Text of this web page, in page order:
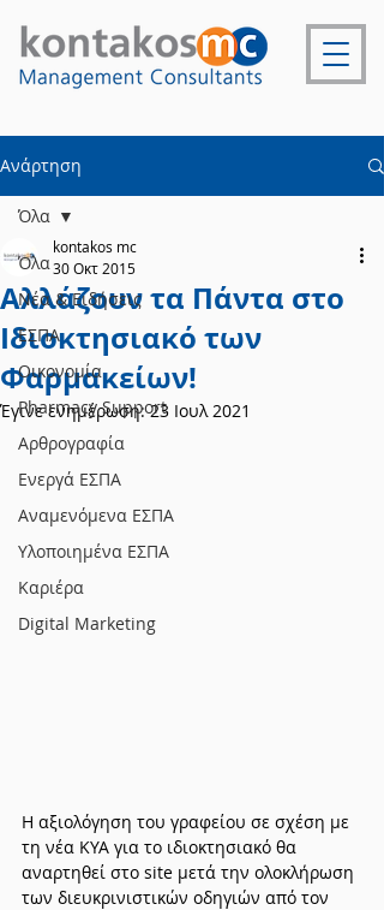
Ανάρτηση
Όλα
Νέα & Ειδήσεις
ΕΣΠΑ
Οικονομία
Pharmacy Support
Αρθρογραφία
Ενεργά ΕΣΠΑ
Αναμενόμενα ΕΣΠΑ
Υλοποιημένα ΕΣΠΑ
Καριέρα
Digital Marketing
Όλα
Αλλάζουν τα Πάντα στο
Ιδιοκτησιακό των
Φαρμακείων!
kontakos mc
30 Οκτ 2015
Έγινε ενημέρωση:23 Ιουλ 2021
Η αξιολόγηση του γραφείου σε σχέση με
τη νέα ΚΥΑ για το ιδιοκτησιακό θα
αναρτηθεί στο site μετά την ολοκλήρωση
των διευκρινιστικών οδηγιών από τον